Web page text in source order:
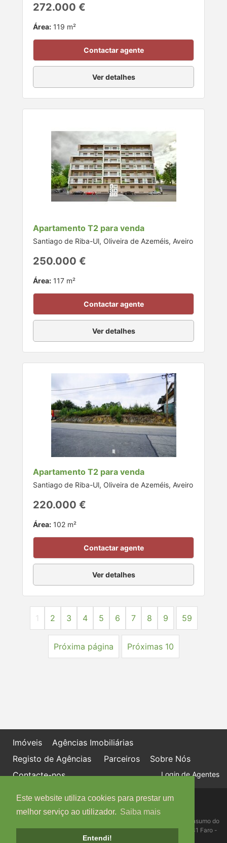
Este website utiliza cookies para prestar um
melhor serviço ao utilizador. Saiba mais
Entendi!
272.000 €
Área: 119 m²
Contactar agente
Ver detalhes
Apartamento T2 para venda
Santiago de Riba-Ul, Oliveira de Azeméis, Aveiro
250.000 €
Área: 117 m²
Contactar agente
Ver detalhes
Apartamento T2 para venda
Santiago de Riba-Ul, Oliveira de Azeméis, Aveiro
220.000 €
Área: 102 m²
Contactar agente
Ver detalhes
1 2 3 4 5 6 7 8 9 59
Próxima página Próximas 10
Imóveis
Agências Imobiliárias
Registo de Agências
Parceiros
Sobre Nós
Contacte-nos
Login de Agentes
Política de proteção de dados
Livro de Reclamações online
Centro de Informação, Mediação e Arbitragem de Conflitos de Consumo do
Algarve - Edifício Ninho de Empresas, Estrada da Penha, 8005-131 Faro -
Telefone: 289 823 135 cimaal@mail.telepac.pt